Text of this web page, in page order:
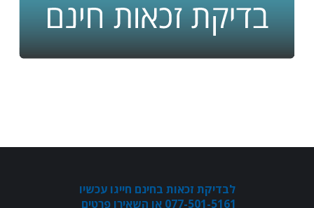
לבדיקת זכאות בחינם חייגו עכשיו
077-501-5161 או השאירו פרטים